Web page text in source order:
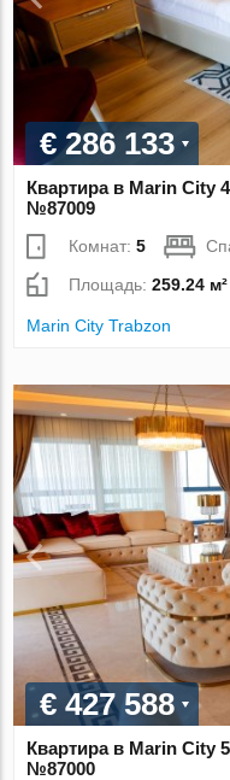
€ 286 133
Квартира в Marin City
№87009
Комнат:5
Площадь:259.24 м²
Marin City Trabzon
€ 427 588
Квартира в Marin City
№87000